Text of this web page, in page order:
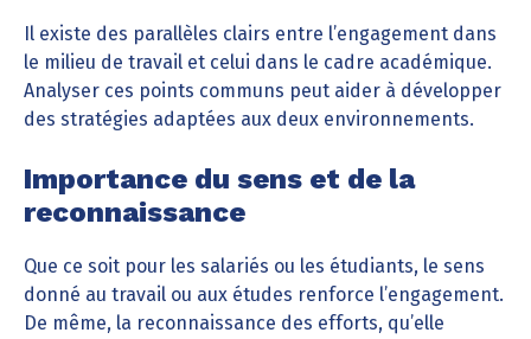
Il existe des parallèles clairs entre l’engagement dans
le milieu de travail et celui dans le cadre académique.
Analyser ces points communs peut aider à développer
des stratégies adaptées aux deux environnements.
Importance du sens et de la
reconnaissance
Que ce soit pour les salariés ou les étudiants, le sens
donné au travail ou aux études renforce l’engagement.
De même, la reconnaissance des efforts, qu’elle